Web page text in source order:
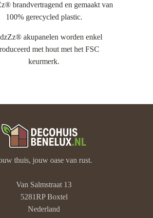
brandvertragend en gemaakt van
100% gerecycled plastic.
akupanelen worden enkel
met hout met het FSC
keurmerk.
thuis, jouw oase van rust.
Van Salmstraat 13
5281RP Boxtel
Nederland